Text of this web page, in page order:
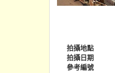
拍攝地點
拍攝日期
參考編號